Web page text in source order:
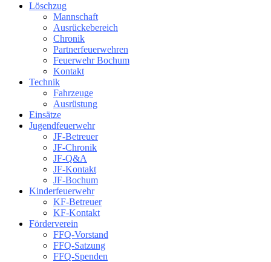
Löschzug
Mannschaft
Ausrückebereich
Chronik
Partnerfeuerwehren
Feuerwehr Bochum
Kontakt
Technik
Fahrzeuge
Ausrüstung
Einsätze
Jugendfeuerwehr
JF-Betreuer
JF-Chronik
JF-Q&A
JF-Kontakt
JF-Bochum
Kinderfeuerwehr
KF-Betreuer
KF-Kontakt
Förderverein
FFQ-Vorstand
FFQ-Satzung
FFQ-Spenden